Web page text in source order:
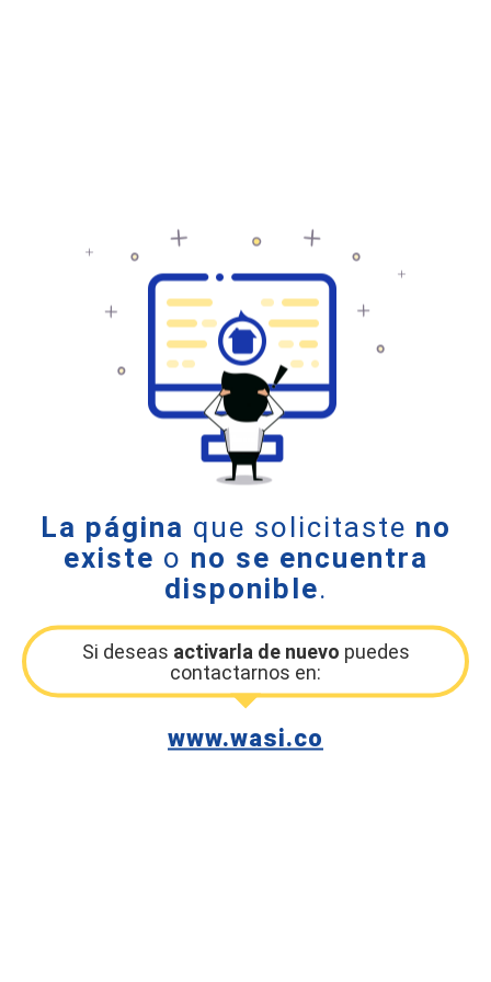
La página que solicitaste no
existe o no se encuentra
disponible.
Si deseas activarla de nuevo puedes
contactarnos en:
www.wasi.co